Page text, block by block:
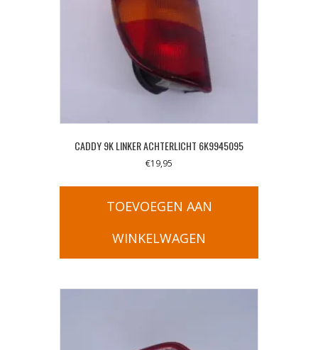
CADDY 9K LINKER ACHTERLICHT 6K9945095
€19,95
TOEVOEGEN AAN
WINKELWAGEN